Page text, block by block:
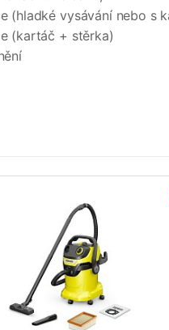
(hladké vysávání nebo s
(kartáč + stěrka)